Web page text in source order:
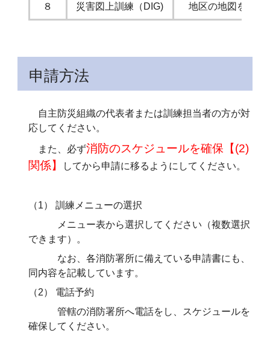
８ 災害図上訓練（DIG) 地区の地図を使用
申請方法
自主防災組織の代表者または訓練担当者の方が対
応してください。
また、必ず消防のスケジュールを確保【(2)
関係】
してから申請に移るようにしてください。
（1） 訓練メニューの選択
メニュー表から選択してください（複数選択
できます）。
なお、各消防署所に備えている申請書にも、
同内容を記載しています。
（2） 電話予約
管轄の消防署所へ電話をし、スケジュールを
確保してください。